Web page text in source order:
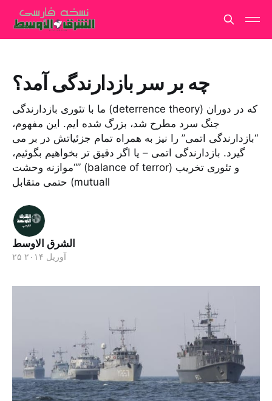
چه بر سر بازدارندگی آمد؟
ما با تئوری بازدارندگی (deterrence theory) که در دوران
جنگ سرد مطرح شد، بزرگ شده ایم. این مفهوم،
“بازدارندگی اتمی” را نیز به همراه تمام جزئیاتش در بر می
گیرد. بازدارندگی اتمی – یا اگر دقیق تر بخواهیم بگوئیم،
“موازنه وحشت” (balance of terror) و تئوری تخریب
حتمی متقابل (mutuall
الشرق الاوسط
۲۵ آوریل ۲۰۱۴